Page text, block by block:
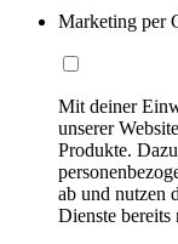
Marketing per
Mit deiner
unserer
Produkte.
ab und nutzen
Dienste bereits